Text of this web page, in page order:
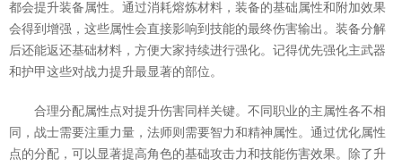
都会提升装备属性。通过消耗熔炼材料，装备的基础属性和附加效果
会得到增强，这些属性会直接影响到技能的最终伤害输出。装备分解
后还能返还基础材料，方便大家持续进行强化。记得优先强化主武器
和护甲这些对战力提升最显著的部位。
合理分配属性点对提升伤害同样关键。不同职业的主属性各不相
同，战士需要注重力量，法师则需要智力和精神属性。通过优化属性
点的分配，可以显著提高角色的基础攻击力和技能伤害效果。除了升